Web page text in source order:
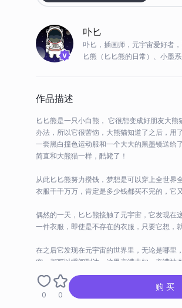
卟匕
卟匕，插画师，元宇宙爱好者
匕熊（匕匕熊的日常）、小墨
作品描述
匕匕熊是一只小白熊， 它很想变成好朋友大
办法，所以它很苦恼，大熊猫知道了之后，用
一套黑白撞色运动服和一个大大的黑墨镜送给
简直和大熊猫一样，酷毙了！
从此匕匕熊努力攒钱，梦想是可以穿上全世界
衣服千千万万，肯定是多少钱都买不完的，它
偶然的一天，匕匕熊接触了元宇宙，它发现在
一件衣服，即使是不存在的衣服，只要它想，
在之后它发现在元宇宙的世界里，无论是哪里
空，都可以瞬间到达。这里充满未知，充满神
当前持有者
0 0
购 买